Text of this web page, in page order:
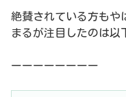
絶賛されている方もや
まるが注目したのは以
ーーーーーーーー